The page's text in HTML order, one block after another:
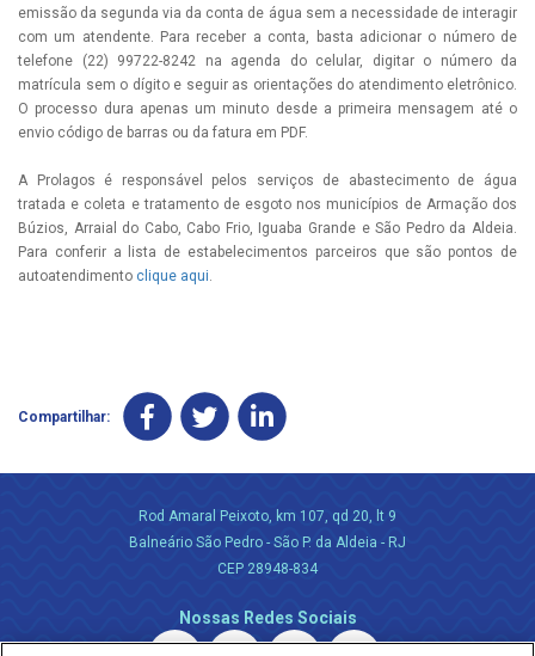
emissão da segunda via da conta de água sem a necessidade de interagir
com um atendente. Para receber a conta, basta adicionar o número de
telefone (22) 99722-8242 na agenda do celular, digitar o número da
matrícula sem o dígito e seguir as orientações do atendimento eletrônico.
O processo dura apenas um minuto desde a primeira mensagem até o
envio código de barras ou da fatura em PDF.
A Prolagos é responsável pelos serviços de abastecimento de água
tratada e coleta e tratamento de esgoto nos municípios de Armação dos
Búzios, Arraial do Cabo, Cabo Frio, Iguaba Grande e São Pedro da Aldeia.
Para conferir a lista de estabelecimentos parceiros que são pontos de
autoatendimento clique aqui.
Compartilhar:
Rod Amaral Peixoto, km 107, qd 20, lt 9
Balneário São Pedro - São P. da Aldeia - RJ
CEP 28948-834
Nossas Redes Sociais